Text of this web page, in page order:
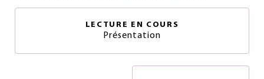
LECTURE EN COURS
Présentation